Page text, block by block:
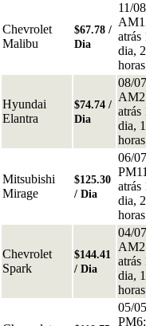
Chevrolet
Malibu
$67.78 /
Dia
11/
atrás
dia,
horas
Hyundai
Elantra
$74.74 /
Dia
08/
atrás
dia,
horas
Mitsubishi
Mirage
$125.30
/ Dia
06/
atrás
dia,
horas
Chevrolet
Spark
$144.41
/ Dia
04/
atrás
dia,
horas
05/